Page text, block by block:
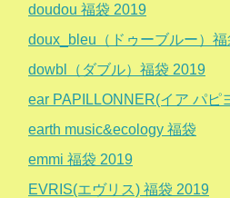
doudou 福袋 2019
doux_bleu（ドゥーブルー）
dowbl（ダブル）福袋 2019
ear PAPILLONNER(イア パピ
earth music&ecology 福袋
emmi 福袋 2019
EVRIS(エヴリス) 福袋 2019